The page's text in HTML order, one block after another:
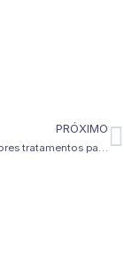
PRÓXIMO
Quais os melhores tratamentos para câncer de próstata